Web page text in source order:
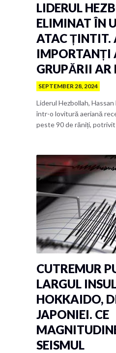
LIDERUL
ELIMINAT ÎN
ATAC ȚINTIT.
IMPORTANȚI
GRUPĂRII AR
SEPTEMBER 28, 2024
Liderul Hezbollah,
într-o lovitură aeriană
peste 90 de răniți, potrivit
CUTREMUR
LARGUL
HOKKAIDO,
JAPONIEI. CE
SEISMUL